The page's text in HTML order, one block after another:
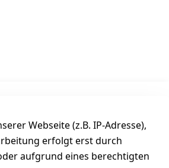
Webseite (z.B. IP-Adresse),
erfolgt erst durch
aufgrund eines berechtigten